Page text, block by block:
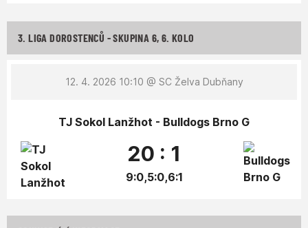
3. LIGA DOROSTENCŮ - SKUPINA 6, 6. KOLO
12. 4. 2026 10:10 @ SC Želva Dubňany
TJ Sokol Lanžhot - Bulldogs Brno G
20 : 1
9:0,5:0,6:1